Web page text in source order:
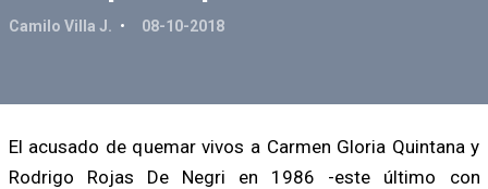
Camilo Villa J. 08-10-2018
El acusado de quemar vivos a Carmen Gloria Quintana y
Rodrigo Rojas De Negri en 1986 -este último con